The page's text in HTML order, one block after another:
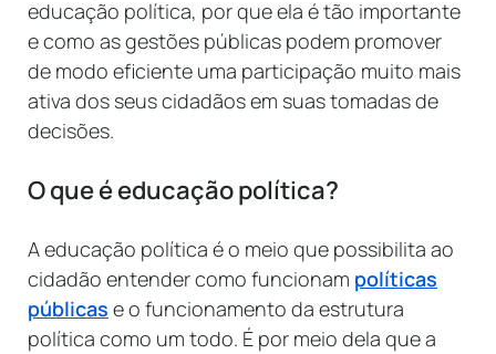
educação política, por que ela é tão importante
e como as gestões públicas podem promover
de modo eficiente uma participação muito mais
ativa dos seus cidadãos em suas tomadas de
decisões.
O que é educação política?
A educação política é o meio que possibilita ao
cidadão entender como funcionam políticas
públicas e o funcionamento da estrutura
política como um todo. É por meio dela que a